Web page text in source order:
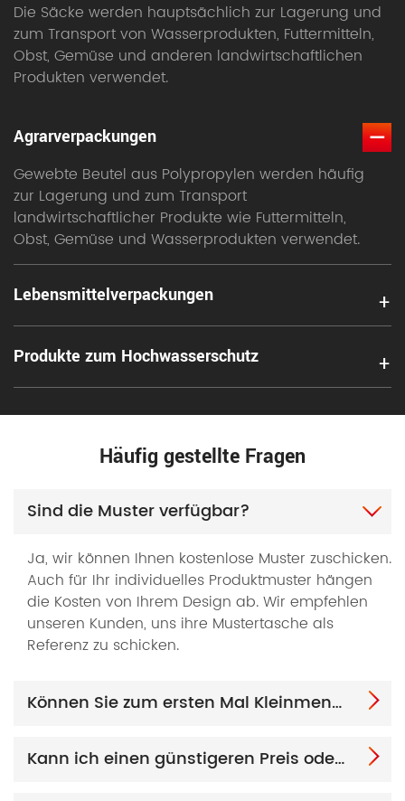
Die Säcke werden hauptsächlich zur Lagerung und
zum Transport von Wasserprodukten, Futtermitteln,
Obst, Gemüse und anderen landwirtschaftlichen
Produkten verwendet.
Agrarverpackungen
Gewebte Beutel aus Polypropylen werden häufig
zur Lagerung und zum Transport
landwirtschaftlicher Produkte wie Futtermitteln,
Obst, Gemüse und Wasserprodukten verwendet.
Lebensmittelverpackungen +
Produkte zum Hochwasserschutz +
Häufig gestellte Fragen
Sind die Muster verfügbar?
Ja, wir können Ihnen kostenlose Muster zuschicken.
Auch für Ihr individuelles Produktmuster hängen
die Kosten von Ihrem Design ab. Wir empfehlen
unseren Kunden, uns ihre Mustertasche als
Referenz zu schicken.
Können Sie zum ersten Mal Kleinmengenbestellungen annehmen?
Kann ich einen günstigeren Preis oder Rabatt bekommen?